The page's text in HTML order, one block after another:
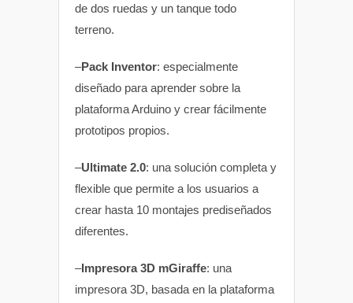
de dos ruedas y un tanque todo
terreno.
–Pack Inventor: especialmente
diseñado para aprender sobre la
plataforma Arduino y crear fácilmente
prototipos propios.
–Ultimate 2.0: una solución completa y
flexible que permite a los usuarios a
crear hasta 10 montajes prediseñados
diferentes.
–Impresora 3D mGiraffe: una
impresora 3D, basada en la plataforma